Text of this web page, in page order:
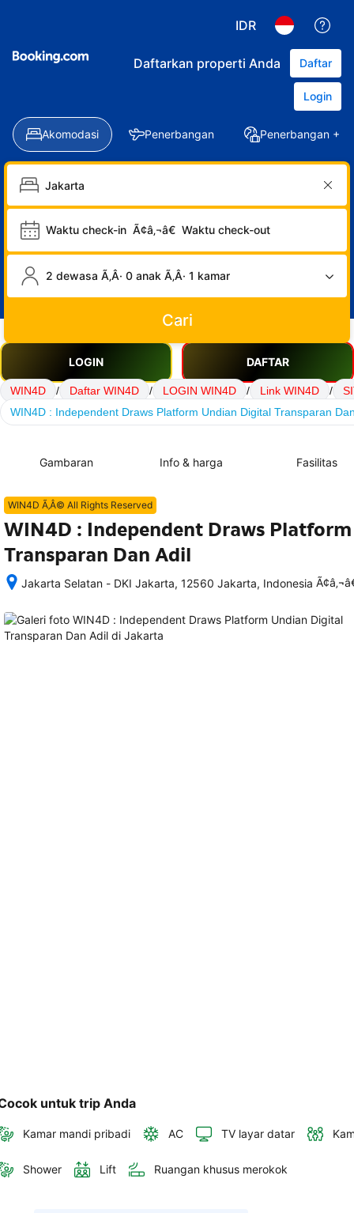
IDR
Daftarkan properti Anda Daftar
Login
Akomodasi Penerbangan Penerbangan +
Waktu check-in Ã¢â‚¬â€ Waktu check-out
2 dewasa Ã‚Â· 0 anak Ã‚Â· 1 kamar
Cari
LOGIN DAFTAR
WIN4D / Daftar WIN4D / LOGIN WIN4D / Link WIN4D /
WIN4D : Independent Draws Platform Undian Digital Transparan
Gambaran Info & harga Fasilitas
WIN4D Ã‚Â© All Rights Reserved
WIN4D : Independent Draws
Transparan Dan Adil
Jakarta Selatan - DKI Jakarta, 12560 Jakarta, Indonesia
memesan,
rincian
untuk trip Anda
Kamar mandi pribadi AC TV layar datar
Shower Lift Ruangan khusus merokok